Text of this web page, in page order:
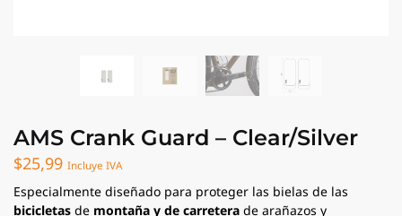
AMS Crank Guard – Clear/Silver
$25,99 Incluye IVA
Especialmente diseñado para proteger las bielas de las